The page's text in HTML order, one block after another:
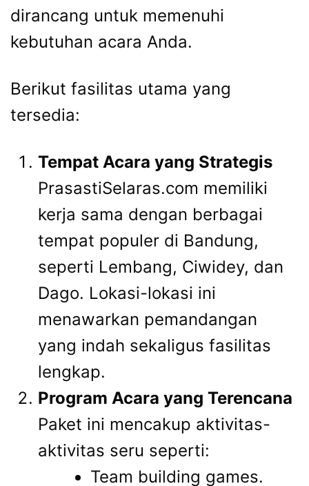
dirancang untuk memenuhi
kebutuhan acara Anda.
Berikut fasilitas utama yang
tersedia:
Tempat Acara yang Strategis
PrasastiSelaras.com memiliki
kerja sama dengan berbagai
tempat populer di Bandung,
seperti Lembang, Ciwidey, dan
Dago. Lokasi-lokasi ini
menawarkan pemandangan
yang indah sekaligus fasilitas
lengkap.
Program Acara yang Terencana
Paket ini mencakup aktivitas-
aktivitas seru seperti:
Team building games.